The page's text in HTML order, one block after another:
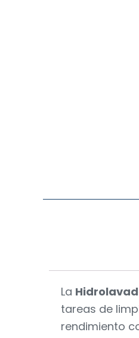
La
tareas de
rendimiento